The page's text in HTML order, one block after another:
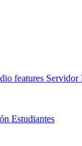
features Servidor
Estudiantes